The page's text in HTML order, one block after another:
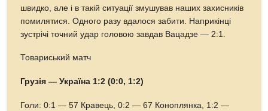
швидко, але і в такій ситуації змушував наших захисників
помилятися. Одного разу вдалося забити. Наприкінці
зустрічі точний удар головою завдав Вацадзе — 2:1.
Товариський матч
Грузія — Україна 1:2 (0:0, 1:2)
Голи: 0:1 — 57 Кравець, 0:2 — 67 Коноплянка, 1:2 —